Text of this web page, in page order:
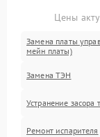
Цены
Замена платы
мейн платы)
Замена ТЭН
Устранение засора
Ремонт испарителя